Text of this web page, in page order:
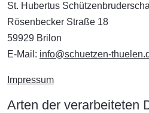
St. Hubertus
Rösenbecker Straße 18
59929 Brilon
E-Mail: info@schuetzen-
Impressum
Arten der verarbeiteten